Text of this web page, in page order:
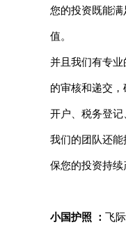
您的投资既能
值。
并且我们有专
的审核和递交
开户、税务登记
我们的团队还
保您的投资持续
小国护照 ： 飞